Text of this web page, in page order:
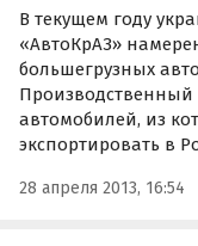
В текущем году
«АвтоКрАЗ»
большегрузных
Производственный
автомобилей, из
экспортировать в
28 апреля 2013, 16:54